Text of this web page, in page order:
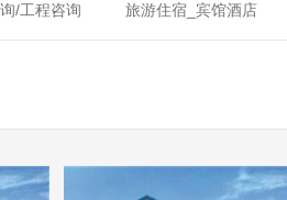
/工程咨询 旅游住宿_宾馆酒店
IT/消费电子/电器 房产家居/装潢